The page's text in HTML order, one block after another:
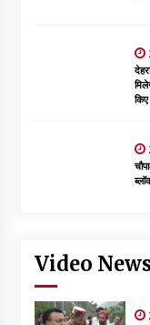
किए
Video News/